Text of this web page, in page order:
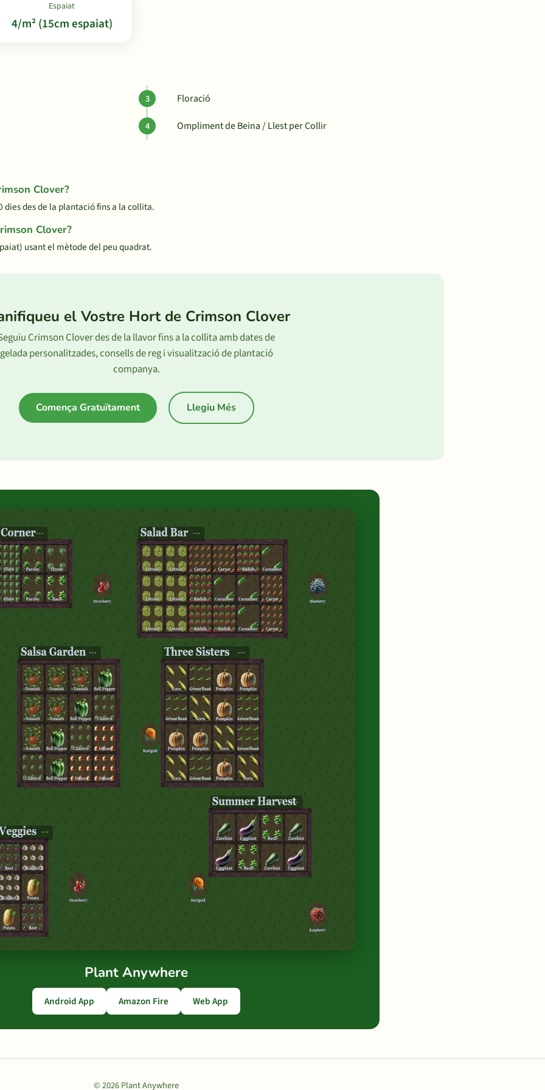
Espaiat
4/m² (15cm espaiat)
Floració
Ompliment de Beina / Llest per Collir
Clover?
des de la plantació fins a la collita.
Clover?
usant el mètode del peu quadrat.
el Vostre Hort de Crimson Clover
Crimson Clover des de la llavor fins a la collita amb dates de
gelada personalitzades, consells de reg i visualització de plantació
companya.
Comença Gratuïtament Llegiu Més
Plant Anywhere
Android App Amazon Fire Web App
© 2026 Plant Anywhere